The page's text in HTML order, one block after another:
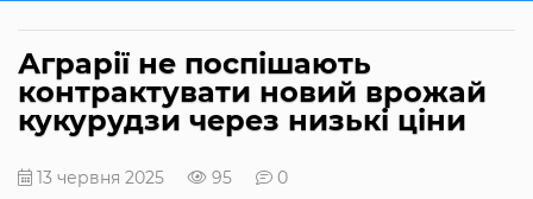
Аграрії не поспішають
контрактувати новий врожай
кукурудзи через низькі ціни
13 червня 2025 95 0